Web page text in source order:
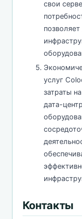
свои
услуг
затраты
дата-
Контакты